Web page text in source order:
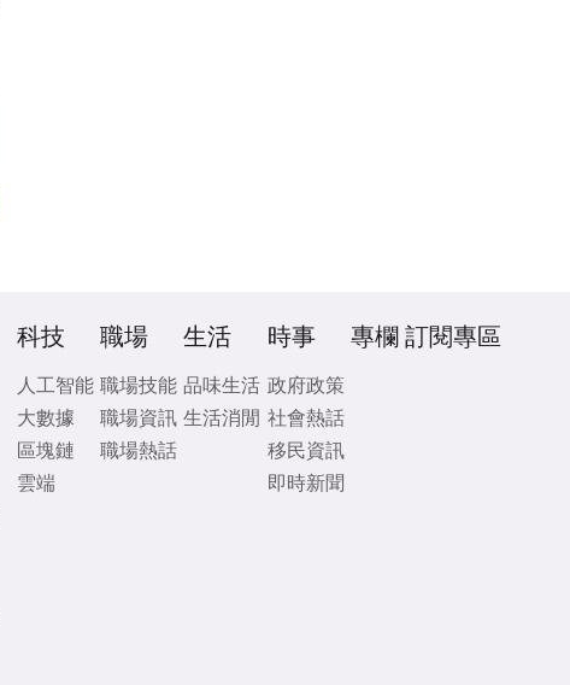
科技
人工智能
大數據
區塊鏈
雲端
職場
職場技能
職場資訊
職場熱話
生活
品味生活
生活消閒
時事
政府政策
社會熱話
移民資訊
即時新聞
專欄 訂閱專區